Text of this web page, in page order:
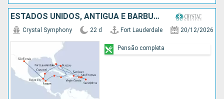
ESTADOS UNIDOS, ANTIGUA E BARBUDA, PORTO RICO, REPUBLICA DOMINICANA, BAHAMAS, MÉXICO, BELIZE, HONDURAS, ISLAS CAIMÁN, JAMAICA
Crystal Symphony 22 d Fort Lauderdale 20/12/2026
Pensão completa